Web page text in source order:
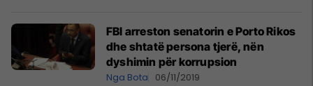
FBI arreston senatorin e Porto Rikos
dhe shtatë persona tjerë, nën
dyshimin për korrupsion
Nga Bota 06/11/2019